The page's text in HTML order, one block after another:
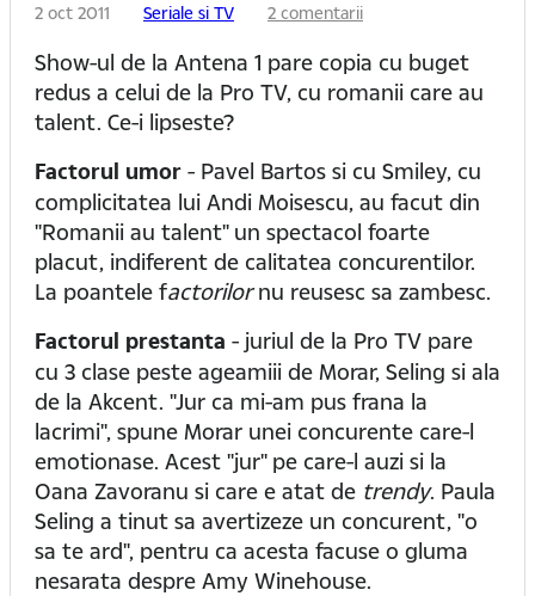
2 oct 2011 Seriale si TV 2 comentarii
Show-ul de la Antena 1 pare copia cu buget
redus a celui de la Pro TV, cu romanii care au
talent. Ce-i lipseste?
Factorul umor - Pavel Bartos si cu Smiley, cu
complicitatea lui Andi Moisescu, au facut din
"Romanii au talent" un spectacol foarte
placut, indiferent de calitatea concurentilor.
La poantele factorilornu reusesc sa zambesc.
Factorul prestanta - juriul de la Pro TV pare
cu 3 clase peste ageamiii de Morar, Seling si ala
de la Akcent. "Jur ca mi-am pus frana la
lacrimi", spune Morar unei concurente care-l
emotionase. Acest "jur" pe care-l auzi si la
Oana Zavoranu si care e atat de trendy. Paula
Seling a tinut sa avertizeze un concurent, "o
sa te ard", pentru ca acesta facuse o gluma
nesarata despre Amy Winehouse.